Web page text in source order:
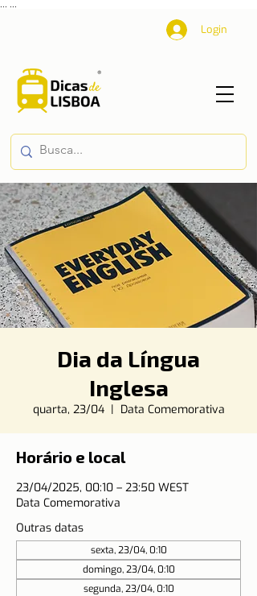
Login
Dia da Língua
Inglesa
quarta, 23/04
  |
Data Comemorativa
Horário e local
23/04/2025, 00:10 – 23:50 WEST
Data Comemorativa
Outras datas
sexta, 23/04, 0:10
domingo, 23/04, 0:10
segunda, 23/04, 0:10